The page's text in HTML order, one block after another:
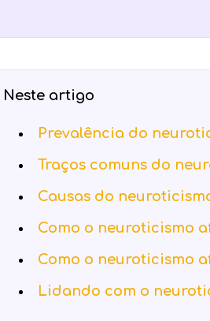
Neste artigo
Prevalência do
Traços comuns do
Causas do
Como o neuroticismo
Como o neuroticismo
Lidando com o